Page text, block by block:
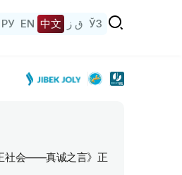
РУ EN 中文 ق ز ЎЗ
社会——真诚之言》正